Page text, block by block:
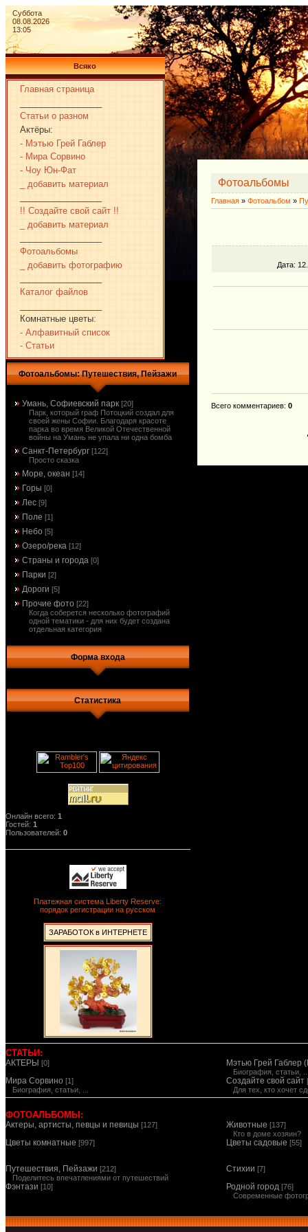
Суббота
08.08.2026
13:05
Всяко
Главная страница
Статьи о разном
Актёры:
- Мэтью Грей Габлер
- Мира Сорвино
- Чоу Юн-Фат
_ добавить материал
!! Создайте свой сайт !!
_ добавить материал
Фотоальбомы
_ добавить фотографию
Каталог файлов
Комнатные цветы:
- Алфавитный список
- Статьи
Фотоальбомы: Путешествия, Пейзажи
Умань, Софиевский парк [20]
Парк, который граф Потоцкий создал для
своей жены Софии. Благодаря красоте
парка во время Великой Отечественной
войны на Умань не упала ни одна бомба
Санкт-Петербург [122]
Просто сказка
Море, океан [14]
Горы [0]
Лес [9]
Поле [1]
Небо [5]
Озеро/река [12]
Страны и города [0]
Парки [2]
Дороги [5]
Прочие фото [22]
Когда соберется несколько фотографий
одной тематики - для них будет создана
отдельная категория
Форма входа
Статистика
Онлайн всего: 1
Гостей: 1
Пользователей: 0
Платежная система Liberty Reserve:
порядок регистрации на русском
ЗАРАБОТОК в ИНТЕРНЕТЕ
Фотоальбомы
Главная » Фотоальбом »
Дата:
Всего комментариев: 0
СТАТЬИ:
АКТЕРЫ [0] Мэтью Грей Габлер
Биография, статьи,
Мира Сорвино [1]
Биография, статьи, ...
Создайте свой сайт
Для тех, кто хочет
ФОТОАЛЬБОМЫ:
Актеры, артисты, певцы и певицы [127] Животные [137]
Кто в доме хозяин?
Цветы комнатные [997] Цветы садовые [55]
Путешествия, Пейзажи [212]
Поделитесь впечатлениями от путешествий
Стихии [7]
Фэнтази [10] Родной город [76]
Современные